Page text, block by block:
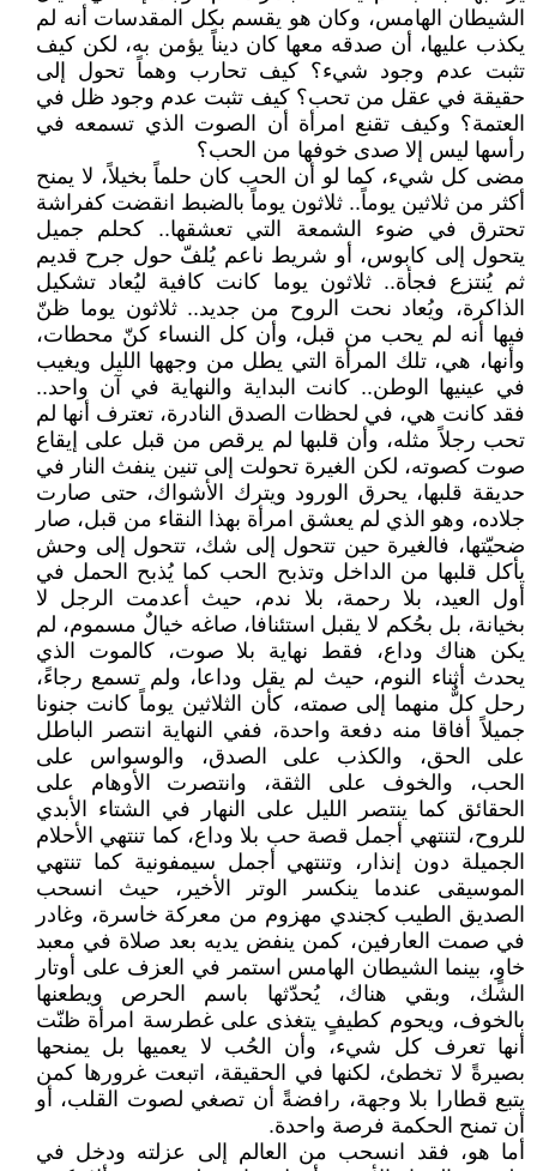
الشيطان الهامس، وكان هو يقسم بكل المقدسات أنه لم
يكذب عليها، أن صدقه معها كان ديناً يؤمن به، لكن كيف
تثبت عدم وجود شيء؟ كيف تحارب وهماً تحول إلى
حقيقة في عقل من تحب؟ كيف تثبت عدم وجود ظل في
العتمة؟ وكيف تقنع امرأة أن الصوت الذي تسمعه في
رأسها ليس إلا صدى خوفها من الحب؟
مضى كل شيء، كما لو أن الحب كان حلماً بخيلاً، لا يمنح
أكثر من ثلاثين يوماً.. ثلاثون يوماً بالضبط انقضت كفراشة
تحترق في ضوء الشمعة التي تعشقها.. كحلم جميل
يتحول إلى كابوس، أو شريط ناعم يُلفّ حول جرح قديم
ثم يُنتزع فجأة.. ثلاثون يوما كانت كافية ليُعاد تشكيل
الذاكرة، ويُعاد نحت الروح من جديد.. ثلاثون يوما ظنّ
فيها أنه لم يحب من قبل، وأن كل النساء كنّ محطات،
وأنها، هي، تلك المرأة التي يطل من وجهها الليل ويغيب
في عينيها الوطن.. كانت البداية والنهاية في آن واحد..
فقد كانت هي، في لحظات الصدق النادرة، تعترف أنها لم
تحب رجلاً مثله، وأن قلبها لم يرقص من قبل على إيقاع
صوت كصوته، لكن الغيرة تحولت إلى تنين ينفث النار في
حديقة قلبها، يحرق الورود ويترك الأشواك، حتى صارت
جلاده، وهو الذي لم يعشق امرأة بهذا النقاء من قبل، صار
ضحيّتها، فالغيرة حين تتحول إلى شك، تتحول إلى وحش
يأكل قلبها من الداخل وتذبح الحب كما يُذبح الحمل في
أول العيد، بلا رحمة، بلا ندم، حيث أعدمت الرجل لا
بخيانة، بل بحُكم لا يقبل استئنافا، صاغه خيالٌ مسموم، لم
يكن هناك وداع، فقط نهاية بلا صوت، كالموت الذي
يحدث أثناء النوم، حيث لم يقل وداعا، ولم تسمع رجاءً،
رحل كلٌّ منهما إلى صمته، كأن الثلاثين يوماً كانت جنونا
جميلاً أفاقا منه دفعة واحدة، ففي النهاية انتصر الباطل
على الحق، والكذب على الصدق، والوسواس على
الحب، والخوف على الثقة، وانتصرت الأوهام على
الحقائق كما ينتصر الليل على النهار في الشتاء الأبدي
للروح، لتنتهي أجمل قصة حب بلا وداع، كما تنتهي الأحلام
الجميلة دون إنذار، وتنتهي أجمل سيمفونية كما تنتهي
الموسيقى عندما ينكسر الوتر الأخير، حيث انسحب
الصديق الطيب كجندي مهزوم من معركة خاسرة، وغادر
في صمت العارفين، كمن ينفض يديه بعد صلاة في معبد
خاوٍ، بينما الشيطان الهامس استمر في العزف على أوتار
الشك، وبقي هناك، يُحدّثها باسم الحرص ويطعنها
بالخوف، ويحوم كطيفٍ يتغذى على غطرسة امرأة ظنّت
أنها تعرف كل شيء، وأن الحُب لا يعميها بل يمنحها
بصيرةً لا تخطئ، لكنها في الحقيقة، اتبعت غرورها كمن
يتبع قطارا بلا وجهة، رافضةً أن تصغي لصوت القلب، أو
أن تمنح الحكمة فرصة واحدة.
أما هو، فقد انسحب من العالم إلى عزلته ودخل في